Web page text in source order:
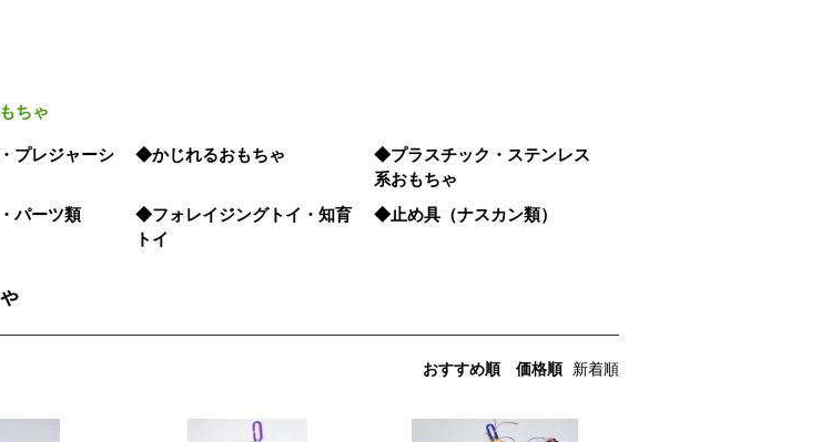
ちゃ
プレジャーシ
◆かじれるおもちゃ
◆プラスチック・ステンレス
系おもちゃ
パーツ類
◆フォレイジングトイ・知育
トイ
◆止め具（ナスカン類）
おすすめ順 価格順 新着順